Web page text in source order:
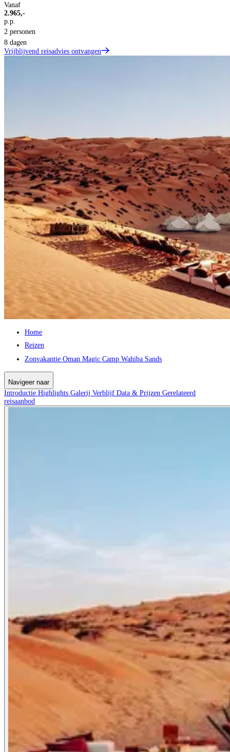
Vanaf
2.965,-
p.p.
2 personen
8 dagen
Vrijblijvend reisadvies ontvangen
Home
Reizen
Zonvakantie Oman Magic Camp Wahiba Sands
Navigeer naar
Introductie Highlights Galerij Verblijf Data & Prijzen Gerelateerd
reisaanbod